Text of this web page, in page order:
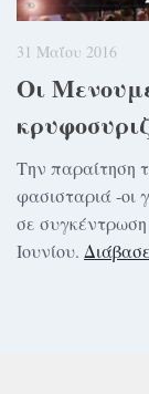
31 Μαΐου 2016
Οι
Την παραίτηση
φασισταριά -οι
σε
Ιουνίου.